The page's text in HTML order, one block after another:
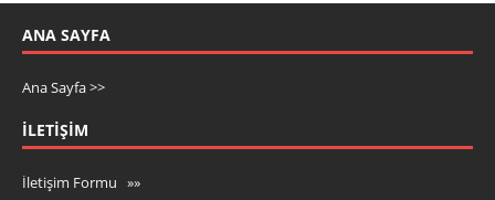
ANA SAYFA
Ana Sayfa >>
İLETIŞIM
İletişim Formu »»